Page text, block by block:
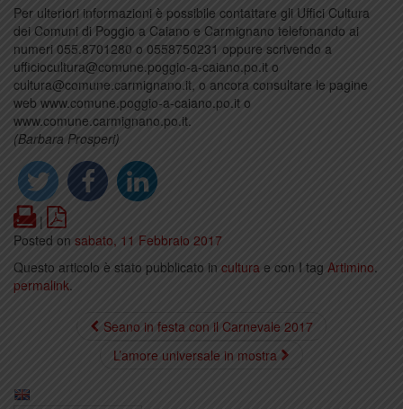
Per ulteriori informazioni è possibile contattare gli Uffici Cultura
dei Comuni di Poggio a Caiano e Carmignano telefonando ai
numeri 055.8701280 o 0558750231 oppure scrivendo a
ufficiocultura@comune.poggio-a-caiano.po.it o
cultura@comune.carmignano.it, o ancora consultare le pagine
web www.comune.poggio-a-caiano.po.it o
www.comune.carmignano.po.it.
(Barbara Prosperi)
Print
|
Posted on sabato, 11 Febbraio 2017
Questo articolo è stato pubblicato in cultura e con I tag Artimino.
permalink.
Seano in festa con il Carnevale 2017
L’amore universale in mostra